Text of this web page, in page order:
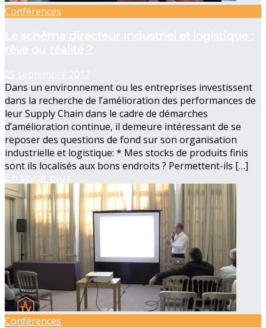
Conférences
Dans un environnement ou les entreprises investissent
dans la recherche de l’amélioration des performances de
leur Supply Chain dans le cadre de démarches
d’amélioration continue, il demeure intéressant de se
reposer des questions de fond sur son organisation
industrielle et logistique: * Mes stocks de produits finis
sont ils localisés aux bons endroits ? Permettent-ils […]
Conférences